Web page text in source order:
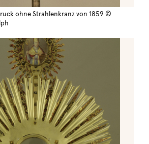
ohne Strahlenkranz von 1859 ©